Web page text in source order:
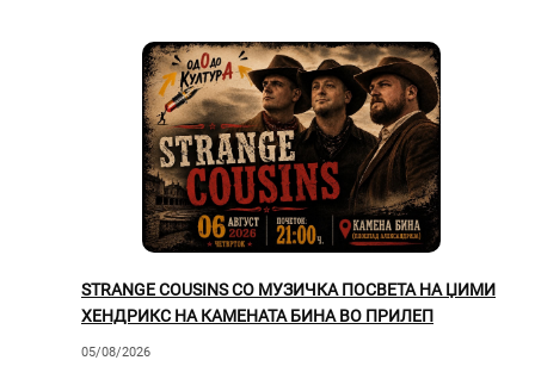
STRANGE COUSINS СО МУЗИЧКА ПОСВЕТА НА ЏИМИ
ХЕНДРИКС НА КАМЕНАТА БИНА ВО ПРИЛЕП
05/08/2026